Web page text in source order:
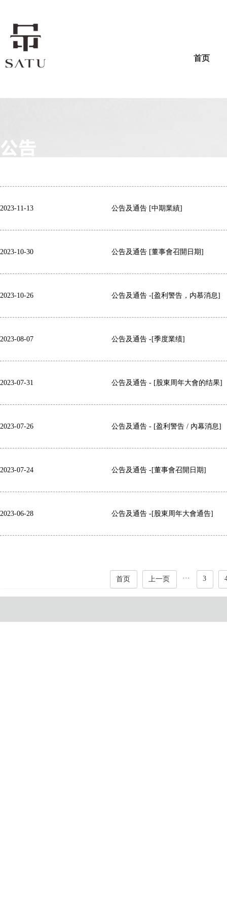
首页
公告
2023-11-13 公告及通告 [中期業績]
2023-10-30 公告及通告 [董事會召開日期]
2023-10-26 公告及通告 -[盈利警告，内慕消息]
2023-08-07 公告及通告 -[季度業绩]
2023-07-31 公告及通告 - [股東周年大會的结果]
2023-07-26 公告及通告 - [盈利警告 / 內幕消息]
2023-07-24 公告及通告 -[董事會召開日期]
2023-06-28 公告及通告 -[股東周年大會通告]
首页 上一页 ··· 3